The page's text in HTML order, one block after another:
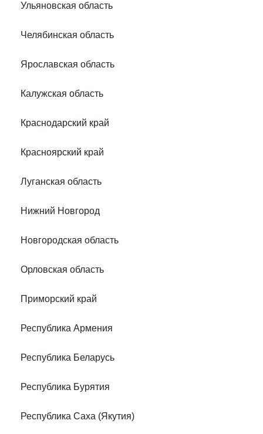
Ульяновская область
Челябинская область
Ярославская область
Калужская область
Краснодарский край
Красноярский край
Луганская область
Нижний Новгород
Новгородская область
Орловская область
Приморский край
Республика Армения
Республика Беларусь
Республика Бурятия
Республика Саха (Якутия)